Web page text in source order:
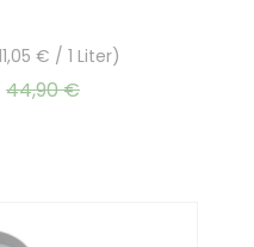
€ / 1 Liter)
Regulärer Preis:
44,90 €